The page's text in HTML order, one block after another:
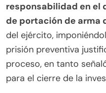
responsabilidad en el
de portación de arma
del ejército,
prisión preventiva
proceso, en tanto
para el cierre de la